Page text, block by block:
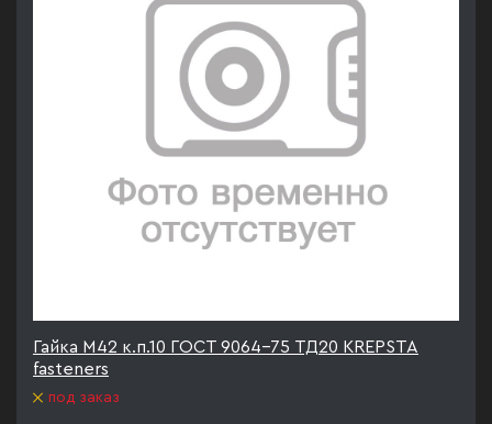
Гайка М42 к.п.10 ГОСТ 9064-75 ТД20 KREPSTA
fasteners
под заказ